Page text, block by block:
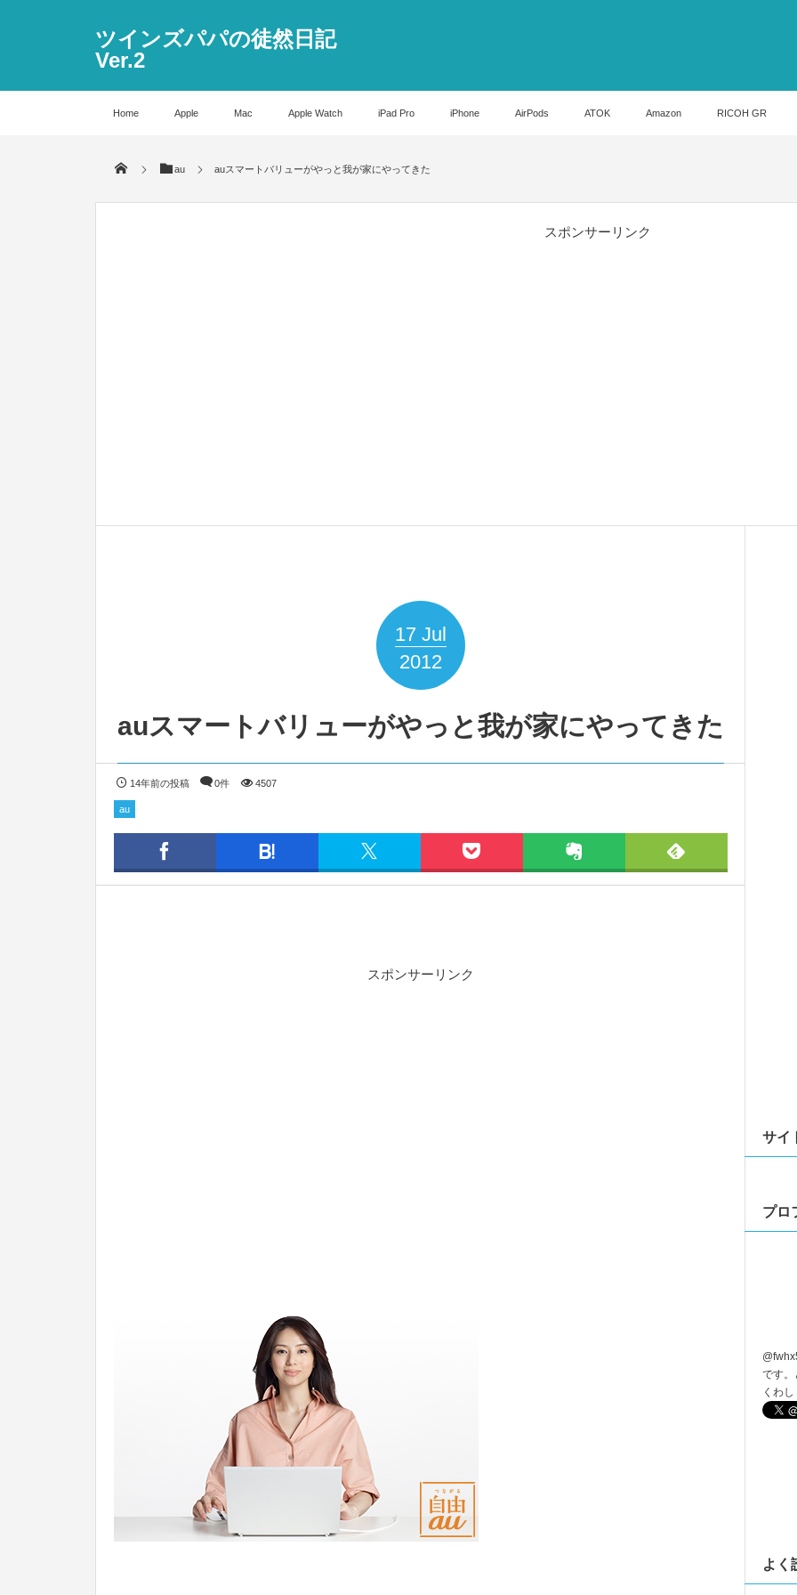
ツインズパパの徒然日記
Ver.2
Home Apple Mac Apple Watch iPad Pro iPhone AirPods ATOK Amazon RICOH GR
au auスマートバリューがやっと我が家にやってきた
スポンサーリンク
17 Jul
2012
auスマートバリューがやっと我が家にやってきた
14年前の投稿 0件 4507
au
スポンサーリンク
サイ
プロ
@
です。
くわ
よく